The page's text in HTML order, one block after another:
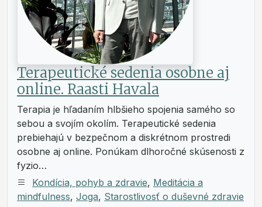
Terapeutické sedenia osobne aj
online. Raasti Havala
Terapia je hľadaním hlbšieho spojenia samého so
sebou a svojím okolím. Terapeutické sedenia
prebiehajú v bezpečnom a diskrétnom prostredi
osobne aj online. Ponúkam dlhoročné skúsenosti z
fyzio…
Kondícia, pohyb a zdravie, Meditácia a
mindfulness, Joga, Starostlivosť o duševné zdravie